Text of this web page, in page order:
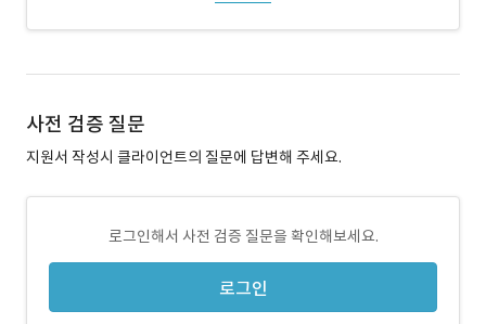
사전 검증 질문
지원서 작성시 클라이언트의 질문에 답변해 주세요.
로그인해서 사전 검증 질문을 확인해보세요.
로그인